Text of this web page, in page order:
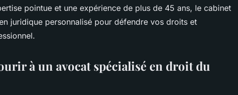
pointue et une expérience de plus de 45 ans, le cabinet
juridique personnalisé pour défendre vos droits et
à un avocat spécialisé en droit du